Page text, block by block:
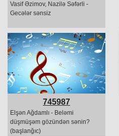
Vasif Əzimov, Nazilə Səfərli -
Gecələr sənsiz
745987
Elşən Ağdamlı - Beləmi
düşmüşəm gözündən sənin?
(başlanğıc)